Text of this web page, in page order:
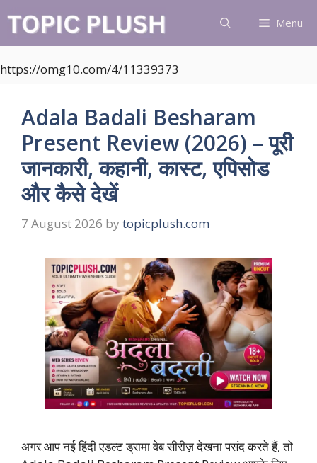
content
Menu
https://omg10.com/4/11339373
Adala Badali Besharam
Present Review (2026) – पूरी
जानकारी, कहानी, कास्ट, एपिसोड
और कैसे देखें
7 August 2026 by topicplush.com
अगर आप नई हिंदी एडल्ट ड्रामा वेब सीरीज़ देखना पसंद करते हैं, तो